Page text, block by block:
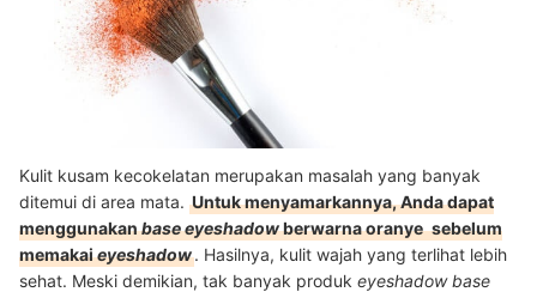
Kulit kusam kecokelatan merupakan masalah yang banyak
ditemui di area mata. Untuk menyamarkannya, Anda dapat
menggunakanbase eyeshadowberwarna oranye sebelum
memakaieyeshadow. Hasilnya, kulit wajah yang terlihat lebih
sehat. Meski demikian, tak banyak produk eyeshadow base